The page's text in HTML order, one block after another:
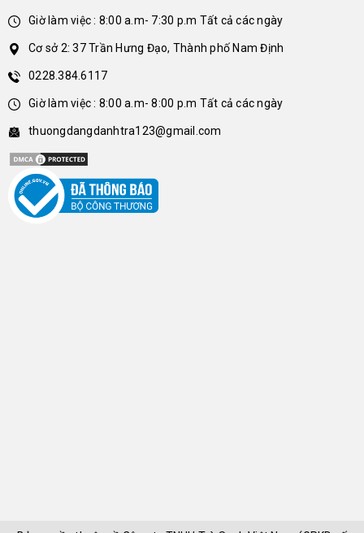
Giờ làm việc : 8:00 a.m- 7:30 p.m Tất cả các ngày
Cơ sở 2: 37 Trần Hưng Đạo, Thành phố Nam Định
0228.384.6117
Giờ làm việc : 8:00 a.m- 8:00 p.m Tất cả các ngày
thuongdangdanhtra123@gmail.com